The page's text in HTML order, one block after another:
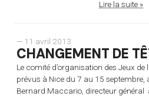
Lire la suite »
— 11 avril 2013
CHANGEMENT DE
Le comité d’organisation des Jeux
prévus à Nice du 7 au 15 septembre,
Bernard Maccario, directeur général